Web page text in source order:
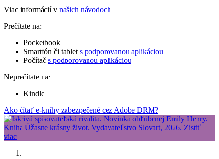
Viac informácií v našich návodoch
Prečítate na:
Pocketbook
Smartfón či tablet s podporovanou aplikáciou
Počítač s podporovanou aplikáciou
Neprečítate na:
Kindle
Ako čítať e-knihy zabezpečené cez Adobe DRM?